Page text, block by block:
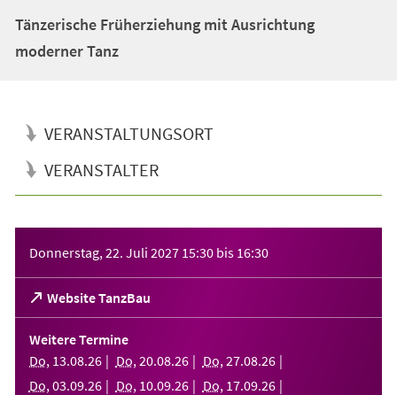
Tänzerische Früherziehung mit Ausrichtung
moderner Tanz
VERANSTALTUNGSORT
VERANSTALTER
Donnerstag, 22. Juli 2027 15:30 bis 16:30
Website TanzBau
(Öffnet
in
einem
neuen
Tab)
Weitere Termine
Do, 13.08.26 Do, 20.08.26 Do, 27.08.26
Do, 03.09.26 Do, 10.09.26 Do, 17.09.26